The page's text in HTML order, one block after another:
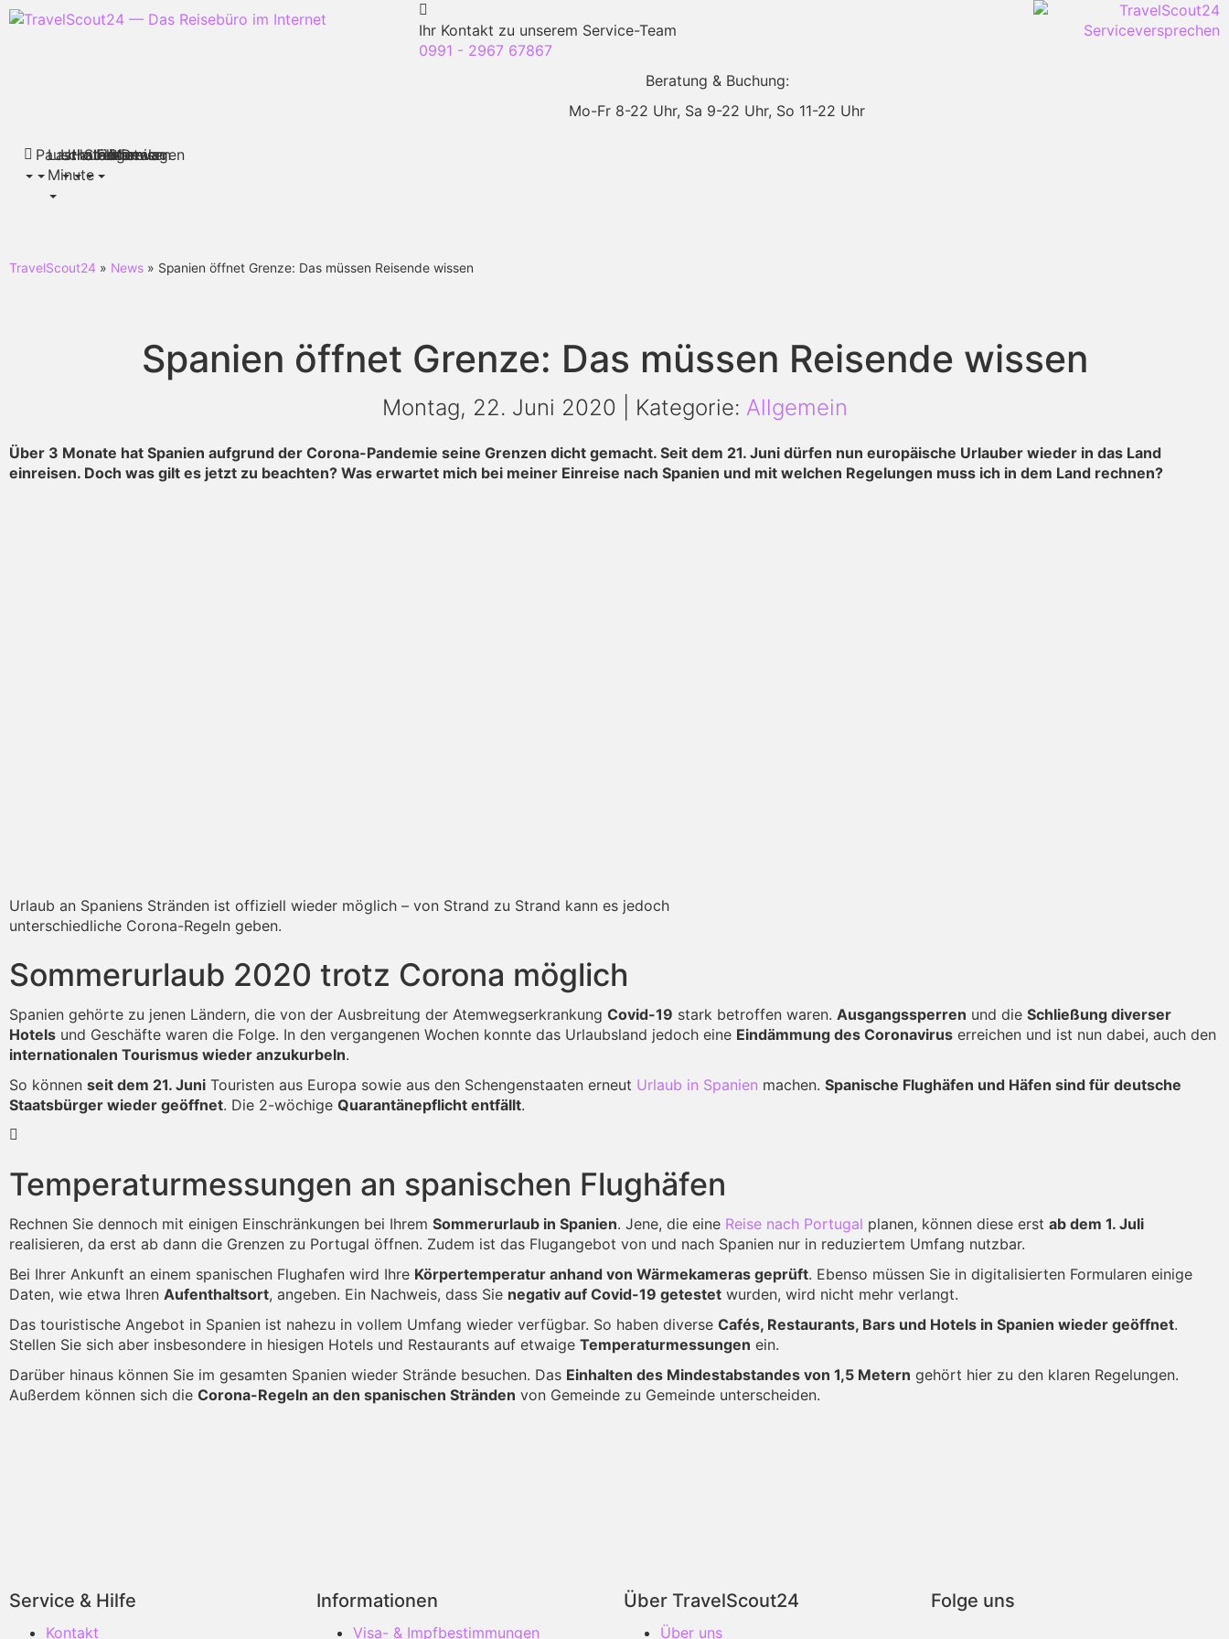
Ihr Kontakt zu unserem Service-Team
0991 - 2967 67867
Beratung & Buchung:
Mo-Fr 8-22 Uhr, Sa 9-22 Uhr, So 11-22 Uhr
Pauschalreisen
Last
Minute
Urlaubsthemen
Hotels
Städtereisen
Flüge
Mietwagen
Deals
TravelScout24 » News » Spanien öffnet Grenze: Das müssen Reisende wissen
Spanien öffnet Grenze: Das müssen Reisende wissen
Montag, 22. Juni 2020 | Kategorie: Allgemein
Über 3 Monate hat Spanien aufgrund der Corona-Pandemie seine Grenzen dicht gemacht. Seit dem 21. Juni dürfen nun europäische Urlauber wieder in das Land
einreisen. Doch was gilt es jetzt zu beachten? Was erwartet mich bei meiner Einreise nach Spanien und mit welchen Regelungen muss ich in dem Land rechnen?
Urlaub an Spaniens Stränden ist offiziell wieder möglich – von Strand zu Strand kann es jedoch
unterschiedliche Corona-Regeln geben.
Sommerurlaub 2020 trotz Corona möglich
Spanien gehörte zu jenen Ländern, die von der Ausbreitung der Atemwegserkrankung Covid-19 stark betroffen waren. Ausgangssperren und die Schließung diverser
Hotels und Geschäfte waren die Folge. In den vergangenen Wochen konnte das Urlaubsland jedoch eine Eindämmung des Coronavirus erreichen und ist nun dabei, auch den
internationalen Tourismus wieder anzukurbeln.
So können seit dem 21. Juni Touristen aus Europa sowie aus den Schengenstaaten erneut Urlaub in Spanien machen. Spanische Flughäfen und Häfen sind für deutsche
Staatsbürger wieder geöffnet. Die 2-wöchige Quarantänepflicht entfällt.
Temperaturmessungen an spanischen Flughäfen
Rechnen Sie dennoch mit einigen Einschränkungen bei Ihrem Sommerurlaub in Spanien. Jene, die eine Reise nach Portugal planen, können diese erst ab dem 1. Juli
realisieren, da erst ab dann die Grenzen zu Portugal öffnen. Zudem ist das Flugangebot von und nach Spanien nur in reduziertem Umfang nutzbar.
Bei Ihrer Ankunft an einem spanischen Flughafen wird Ihre Körpertemperatur anhand von Wärmekameras geprüft. Ebenso müssen Sie in digitalisierten Formularen einige
Daten, wie etwa Ihren Aufenthaltsort, angeben. Ein Nachweis, dass Sie negativ auf Covid-19 getestet wurden, wird nicht mehr verlangt.
Das touristische Angebot in Spanien ist nahezu in vollem Umfang wieder verfügbar. So haben diverse Cafés, Restaurants, Bars und Hotels in Spanien wieder geöffnet.
Stellen Sie sich aber insbesondere in hiesigen Hotels und Restaurants auf etwaige Temperaturmessungen ein.
Darüber hinaus können Sie im gesamten Spanien wieder Strände besuchen. Das Einhalten des Mindestabstandes von 1,5 Metern gehört hier zu den klaren Regelungen.
Außerdem können sich die Corona-Regeln an den spanischen Stränden von Gemeinde zu Gemeinde unterscheiden.
Service & Hilfe
Kontakt
Informationen
Visa- & Impfbestimmungen
Über TravelScout24
Über uns
Folge uns